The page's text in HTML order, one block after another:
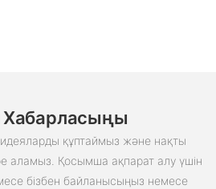
Хабарласыңы
құптаймыз және нақты
аламыз. Қосымша ақпарат алу үшін
бізбен байланысыңыз немесе